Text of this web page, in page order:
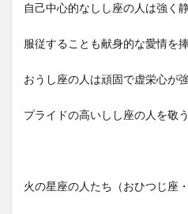
自己中心的なしし座の人は強く
服従することも献身的な愛情を
おうし座の人は頑固で虚栄心が強
プライドの高いしし座の人を敬
火の星座の人たち（おひつじ座